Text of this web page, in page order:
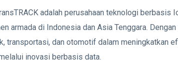
adalah perusahaan teknologi berbasis
armada di Indonesia dan Asia Tenggara.
transportasi, dan otomotif dalam meningkatkan
inovasi berbasis data.